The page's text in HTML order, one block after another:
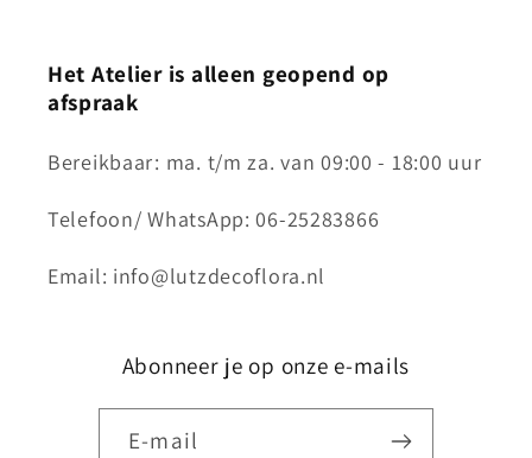
Het Atelier is alleen geopend op
afspraak
Bereikbaar: ma. t/m za. van 09:00 - 18:00 uur
Telefoon/ WhatsApp: 06-25283866
Email: info@lutzdecoflora.nl
Abonneer je op onze e-mails
E‑mail